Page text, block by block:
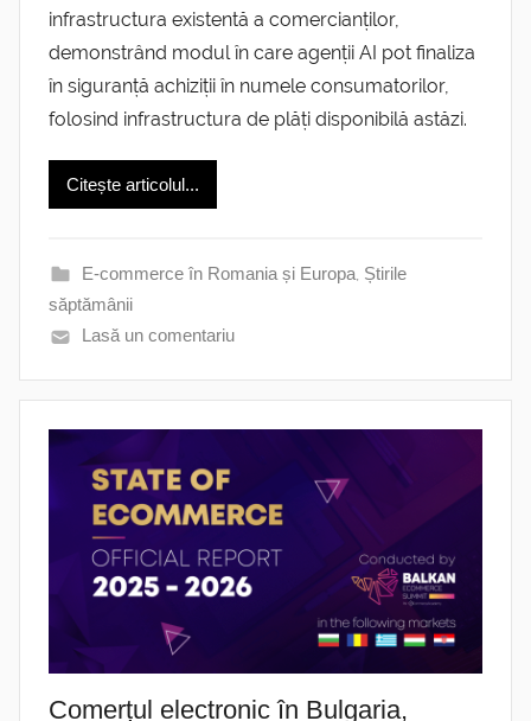
infrastructura existentă a comercianților,
demonstrând modul în care agenții AI pot finaliza
în siguranță achiziții în numele consumatorilor,
folosind infrastructura de plăți disponibilă astăzi.
Citește articolul...
E-commerce în Romania și Europa, Știrile
săptămânii
Lasă un comentariu
Comerțul electronic în Bulgaria,